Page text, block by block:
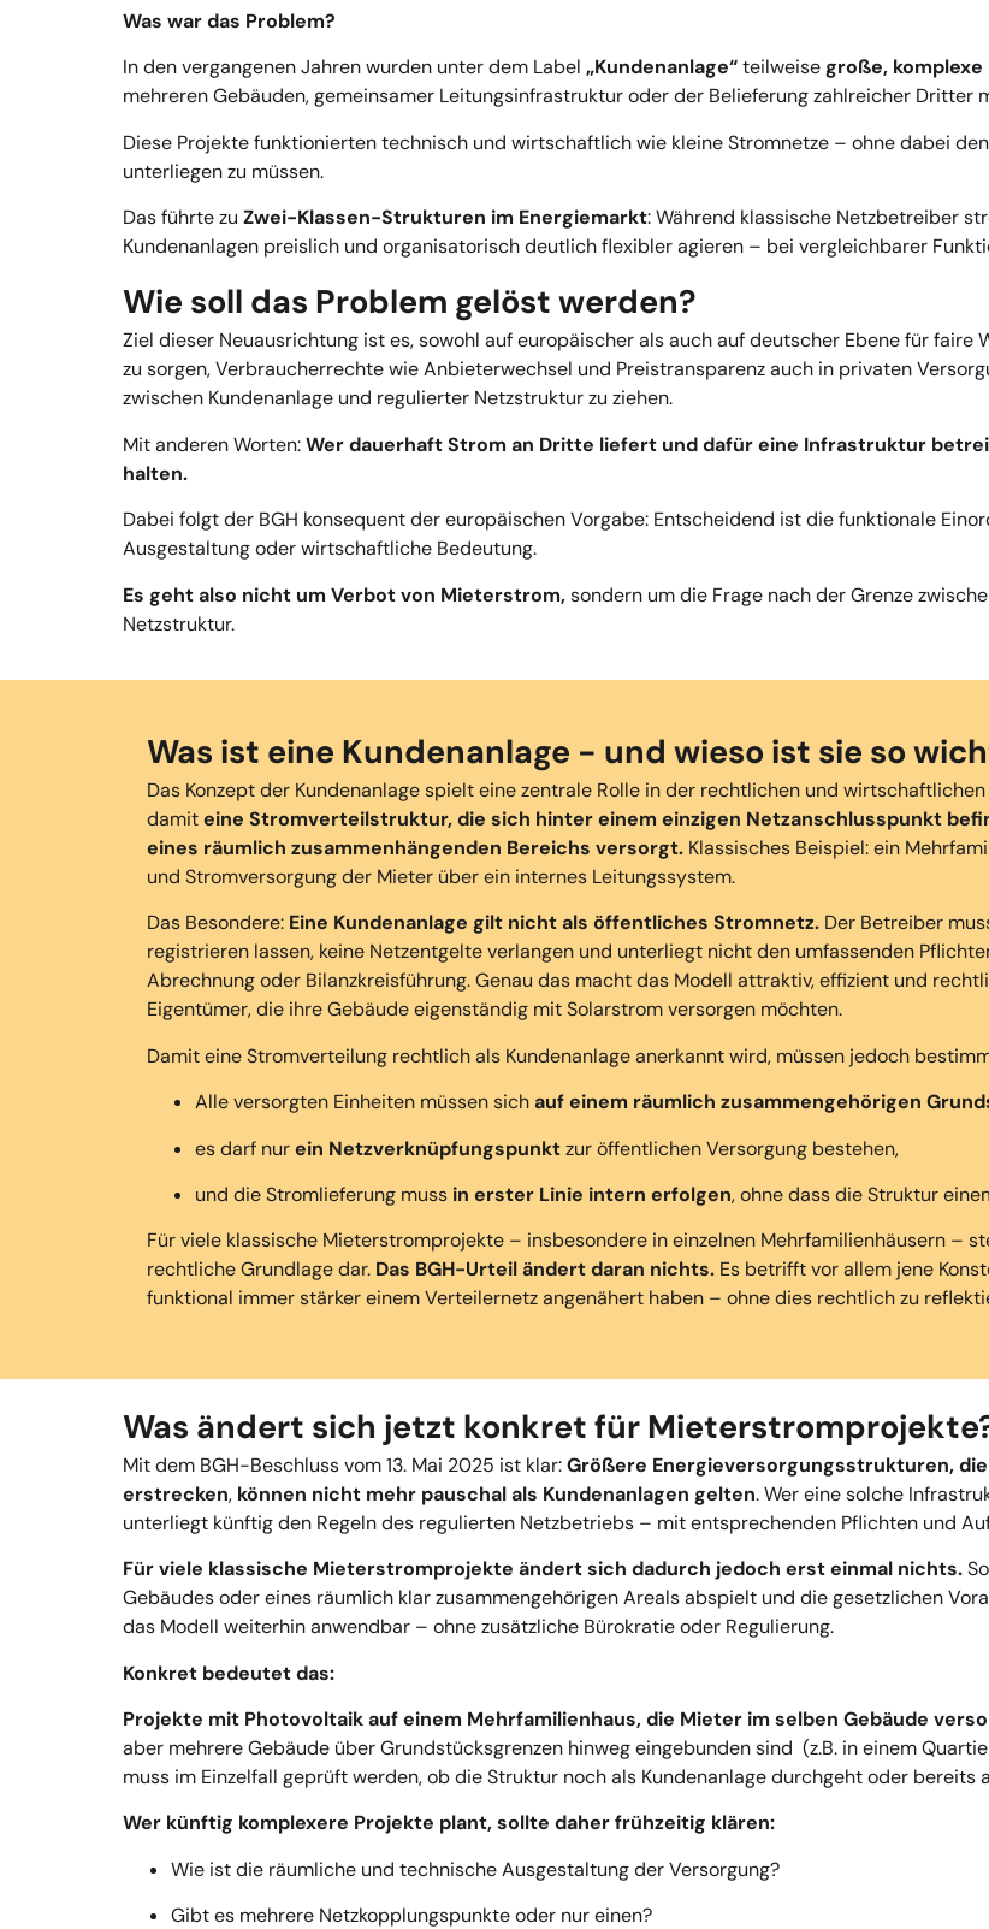
Was war das Problem?
In den vergangenen Jahren wurden unter dem Label „Kundenanlage“teilweisegroße, komplexe
mehreren Gebäuden, gemeinsamer Leitungsinfrastruktur oder der Belieferung zahlreicher Dritter
Diese Projekte funktionierten technisch und wirtschaftlich wie kleine Stromnetze – ohne dabei
unterliegen zu müssen.
Das führte zu Zwei-Klassen-Strukturen im Energiemarkt: Während klassische Netzbetreiber
Kundenanlagen preislich und organisatorisch deutlich flexibler agieren – bei vergleichbarer
Wie soll das Problem gelöst werden?
Ziel dieser Neuausrichtung ist es, sowohl auf europäischer als auch auf deutscher Ebene für
zu sorgen, Verbraucherrechte wie Anbieterwechsel und Preistransparenz auch in privaten
zwischen Kundenanlage und regulierter Netzstruktur zu ziehen.
Mit anderen Worten:Wer dauerhaft Strom an Dritte liefert und dafür eine Infrastruktur
halten.
Dabei folgt der BGH konsequent der europäischen Vorgabe: Entscheidend ist die funktionale
Ausgestaltung oder wirtschaftliche Bedeutung.
Es geht also nicht um Verbot von Mieterstrom,sondern um die Frage nach der Grenze
Netzstruktur.
Was ist eine Kundenanlage - und wieso ist sie so
Das Konzept der Kundenanlage spielt eine zentrale Rolle in der rechtlichen und
damiteine Stromverteilstruktur, die sich hinter einem einzigen Netzanschlusspunkt
eines räumlich zusammenhängenden Bereichs versorgt. Klassisches Beispiel: ein
und Stromversorgung der Mieter über ein internes Leitungssystem.
Das Besondere: Eine Kundenanlage gilt nicht als öffentliches Stromnetz. Der Betreiber
registrieren lassen, keine Netzentgelte verlangen und unterliegt nicht den umfassenden
Abrechnung oder Bilanzkreisführung. Genau das macht das Modell attraktiv, effizient und
Eigentümer, die ihre Gebäude eigenständig mit Solarstrom versorgen möchten.
Damit eine Stromverteilung rechtlich als Kundenanlage anerkannt wird, müssen jedoch
Alle versorgten Einheiten müssen sichauf einem räumlich zusammengehörigen
es darf nurein Netzverknüpfungspunktzur öffentlichen Versorgung bestehen,
und die Stromlieferung muss in erster Linie intern erfolgen, ohne dass die Struktur
Für viele klassische Mieterstromprojekte – insbesondere in einzelnen Mehrfamilienhäusern –
rechtliche Grundlage dar. Das BGH-Urteil ändert daran nichts. Es betrifft vor allem jene
funktional immer stärker einem Verteilernetz angenähert haben – ohne dies rechtlich zu
Was ändert sich jetzt konkret für
Mit dem BGH-Beschluss vom 13. Mai 2025 ist klar:Größere Energieversorgungsstrukturen,
erstrecken, können nicht mehr pauschal als Kundenanlagen gelten. Wer eine solche
unterliegt künftig den Regeln des regulierten Netzbetriebs – mit entsprechenden Pflichten und
Für viele klassische Mieterstromprojekte ändert sich dadurch jedoch erst einmal nichts.
Gebäudes oder eines räumlich klar zusammengehörigen Arealsabspielt und die gesetzlichen
das Modell weiterhin anwendbar – ohne zusätzliche Bürokratie oder Regulierung.
Konkret bedeutet das:
Projekte mit Photovoltaik auf einem Mehrfamilienhaus, die Mieter im selben Gebäude
aber mehrere Gebäude über Grundstücksgrenzen hinwegeingebunden sind (z.B. in einem
muss im Einzelfall geprüft werden, ob die Struktur noch als Kundenanlage durchgeht oder bereits
Wer künftig komplexere Projekte plant, sollte daher frühzeitig klären:
Wie ist die räumliche und technische Ausgestaltung der Versorgung?
Gibt es mehrere Netzkopplungspunkte oder nur einen?